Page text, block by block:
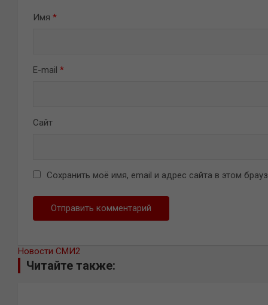
Имя *
E-mail *
Сайт
Сохранить моё имя, email и адрес сайта в этом
Новости СМИ2
Читайте также: